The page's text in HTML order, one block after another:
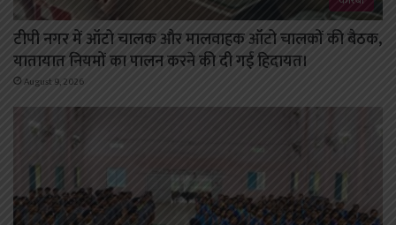
टीपी नगर में ऑटो चालक और मालवाहक ऑटो चालकों की बैठक,
यातायात नियमों का पालन करने की दी गई हिदायत।
August 9, 2026